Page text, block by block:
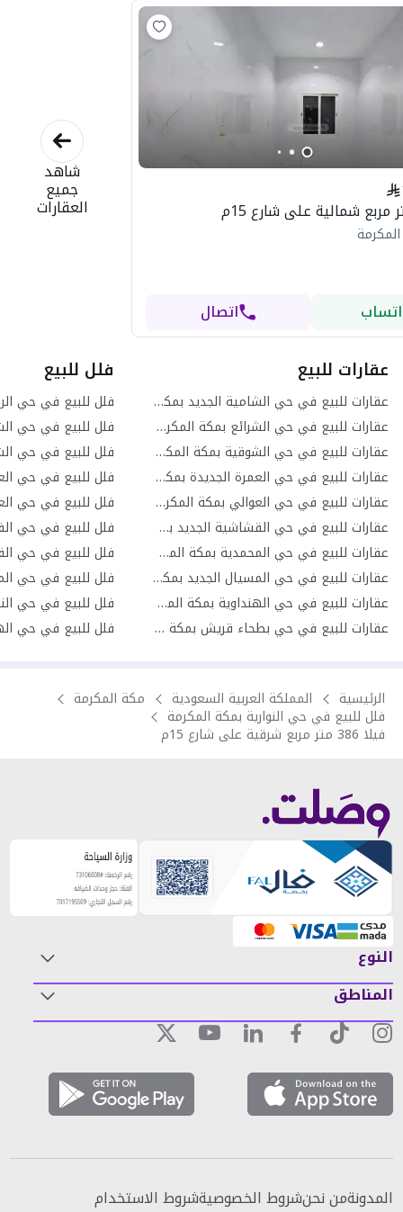
المكرمة
اتصال
شاهد
جميع
العقارات
عقارات للبيع
عقارات للبيع في حي الشامية الجديد بمكة المكرمة
عقارات للبيع في حي الشرائع بمكة المكرمة
عقارات للبيع في حي الشوقية بمكة المكرمة
عقارات للبيع في حي العمرة الجديدة بمكة المكرمة
عقارات للبيع في حي العوالي بمكة المكرمة
عقارات للبيع في حي القشاشية الجديد بمكة المكرمة
عقارات للبيع في حي المحمدية بمكة المكرمة
عقارات للبيع في حي المسيال الجديد بمكة المكرمة
عقارات للبيع في حي الهنداوية بمكة المكرمة
عقارات للبيع في حي بطحاء قريش بمكة المكرمة
فلل للبيع
فلل للبيع في حي
فلل للبيع في حي
فلل للبيع في حي
فلل للبيع في حي
فلل للبيع في حي
الرئيسية المملكة العربية السعودية مكة المكرمة
فلل للبيع في حي النوارية بمكة المكرمة
فيلا 386 متر مربع شرقية على شارع 15م
النوع
المناطق
المدونةمن نحنشروط الخصوصيةشروط الاستخدام